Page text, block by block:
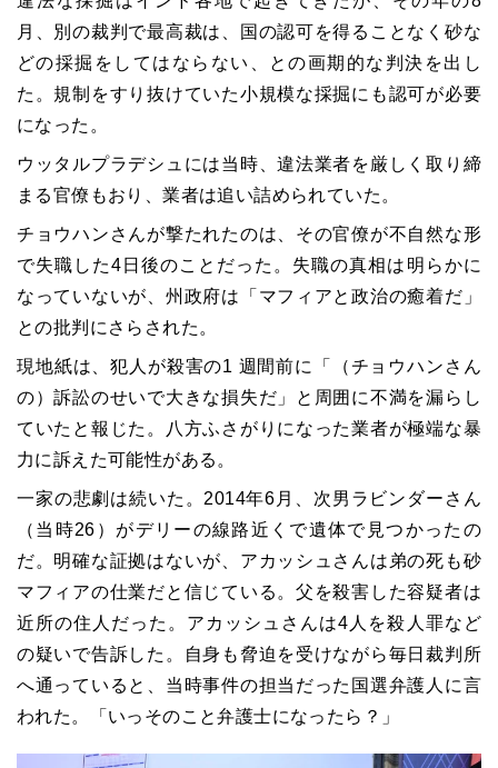
月、別の裁判で最高裁は、国の認可を得ることなく砂な
どの採掘をしてはならない、との画期的な判決を出し
た。規制をすり抜けていた小規模な採掘にも認可が必要
になった。
ウッタルプラデシュには当時、違法業者を厳しく取り締
まる官僚もおり、業者は追い詰められていた。
チョウハンさんが撃たれたのは、その官僚が不自然な形
で失職した4 日後のことだった。失職の真相は明らかに
なっていないが、州政府は「マフィアと政治の癒着だ」
との批判にさらされた。
現地紙は、犯人が殺害の1 週間前に「（チョウハンさん
の）訴訟のせいで大きな損失だ」と周囲に不満を漏らし
ていたと報じた。八方ふさがりになった業者が極端な暴
力に訴えた可能性がある。
一家の悲劇は続いた。 2014年6 月、次男ラビンダーさん
（当時26 ）がデリーの線路近くで遺体で見つかったの
だ。明確な証拠はないが、アカッシュさんは弟の死も砂
マフィアの仕業だと信じている。父を殺害した容疑者は
近所の住人だった。アカッシュさんは4 人を殺人罪など
の疑いで告訴した。自身も脅迫を受けながら毎日裁判所
へ通っていると、当時事件の担当だった国選弁護人に言
われた。「いっそのこと弁護士になったら？」